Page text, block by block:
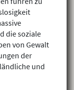
die soziale
von Gewalt
der
und